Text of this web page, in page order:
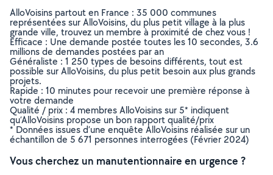
AlloVoisins partout en France : 35 000 communes
représentées sur AlloVoisins, du plus petit village à la plus
grande ville, trouvez un membre à proximité de chez vous !
Efficace : Une demande postée toutes les 10 secondes, 3.6
millions de demandes postées par an
Généraliste : 1 250 types de besoins différents, tout est
possible sur AlloVoisins, du plus petit besoin aux plus grands
projets.
Rapide : 10 minutes pour recevoir une première réponse à
votre demande
Qualité / prix : 4 membres AlloVoisins sur 5* indiquent
qu’AlloVoisins propose un bon rapport qualité/prix
* Données issues d’une enquête AlloVoisins réalisée sur un
échantillon de 5 671 personnes interrogées (Février 2024)
Vous cherchez un manutentionnaire en urgence ?